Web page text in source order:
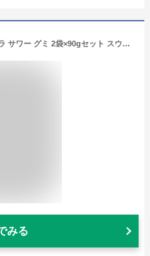
BUBS Goody ストロベリーバニラ サワー グミ 2袋×90gセット スウェーデンのお菓子です [並行輸入品]
みる